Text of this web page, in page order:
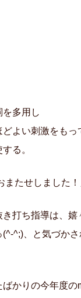
多用し
よい刺激をもっ
る。
またせしました！
打ち指導は、嬉
^;)、と気づかさ
かりの今年度の